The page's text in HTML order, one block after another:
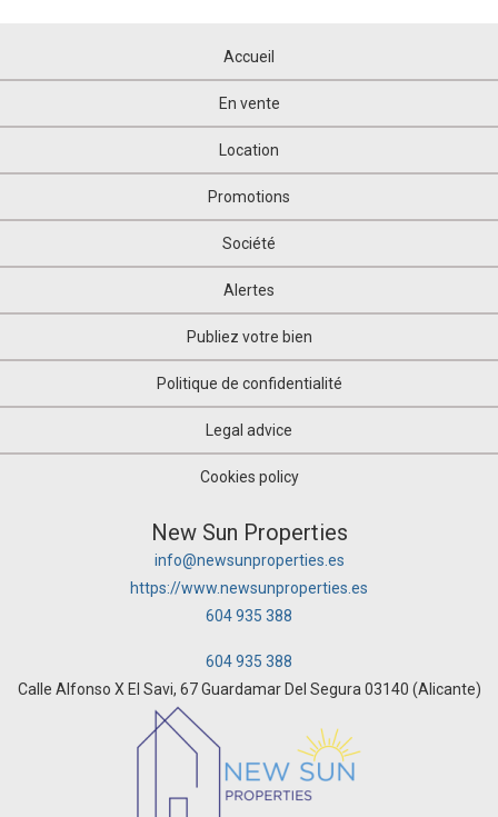
Accueil
En vente
Location
Promotions
Société
Alertes
Publiez votre bien
Politique de confidentialité
Legal advice
Cookies policy
New Sun Properties
info@newsunproperties.es
https://www.newsunproperties.es
604 935 388
604 935 388
Calle Alfonso X El Savi, 67 Guardamar Del Segura 03140 (Alicante)